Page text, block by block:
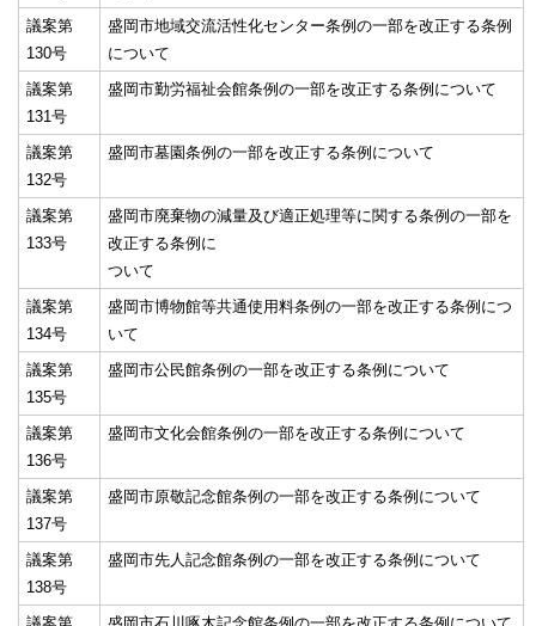
議案第
130号
盛岡市地域交流活性化センター条例の一部を改正する条例
について
議案第
131号
盛岡市勤労福祉会館条例の一部を改正する条例について
議案第
132号
盛岡市墓園条例の一部を改正する条例について
議案第
133号
盛岡市廃棄物の減量及び適正処理等に関する条例の一部を
改正する条例に
ついて
議案第
134号
盛岡市博物館等共通使用料条例の一部を改正する条例につ
いて
議案第
135号
盛岡市公民館条例の一部を改正する条例について
議案第
136号
盛岡市文化会館条例の一部を改正する条例について
議案第
137号
盛岡市原敬記念館条例の一部を改正する条例について
議案第
138号
盛岡市先人記念館条例の一部を改正する条例について
議案第 盛岡市石川啄木記念館条例の一部を改正する条例について